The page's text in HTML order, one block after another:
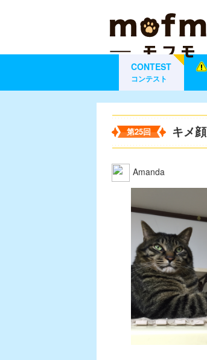
CONTEST
コンテスト
第25回 キメ顔
Amanda